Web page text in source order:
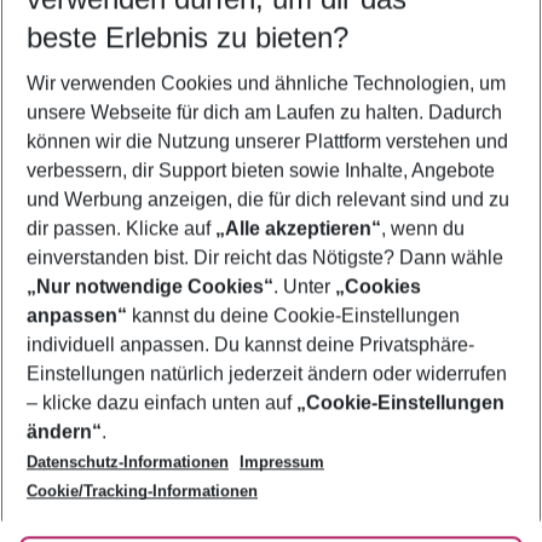
5-8 Nächte
2 Erwachsene Keine Kinder
Mehr Filter anzeigen
Footer
Footer navigation
Über uns
AGB
Bestpreisgarantie
Cookie-Einstellungen ändern
Cookie-Richtlinie
Agenturbetreuung
Barrierefreies Reisen
Folge uns
beste Erlebnis zu bieten?
Wir verwenden Cookies und ähnliche Technologien, um
unsere Webseite für dich am Laufen zu halten. Dadurch
können wir die Nutzung unserer Plattform verstehen und
verbessern, dir Support bieten sowie Inhalte, Angebote
und Werbung anzeigen, die für dich relevant sind und zu
dir passen. Klicke auf „Alle akzeptieren“, wenn du
einverstanden bist. Dir reicht das Nötigste? Dann wähle
„Nur notwendige Cookies“. Unter „Cookies
anpassen“ kannst du deine Cookie-Einstellungen
individuell anpassen. Du kannst deine Privatsphäre-
Einstellungen natürlich jederzeit ändern oder widerrufen
– klicke dazu einfach unten auf „Cookie-Einstellungen
ändern“.
Datenschutz-Informationen
Impressum
Cookie/Tracking-Informationen